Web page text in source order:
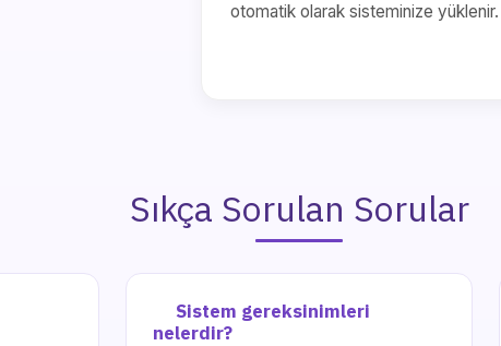
otomatik olarak sisteminize yüklenir.
Sıkça Sorulan Sorular
Sistem gereksinimleri
nelerdir?